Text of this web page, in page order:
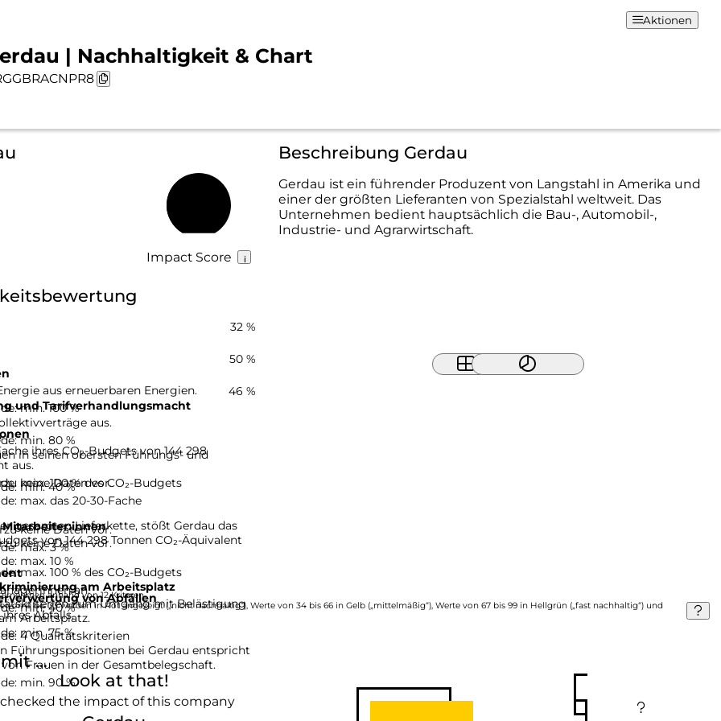
| Nachhaltigkeit & Chart
Aktionen
Impact Score
Beschreibung Gerdau
Gerdau ist ein führender Produzent von Langstahl in Amerika und
einer der größten Lieferanten von Spezialstahl weltweit. Das
Unternehmen bedient hauptsächlich die Bau-, Automobil-,
Industrie- und Agrarwirtschaft.
32 %
aus erneuerbaren Energien.
min. 100 %
ihres CO₂-Budgets von 144 298
aus.
max. 100 % des CO₂-Budgets
gesamten Lieferkette, stößt Gerdau das
von 144 298 Tonnen CO₂-Äquivalent
max. 100 % des CO₂-Budgets
von Abfällen
Abfalls.
min. 75 %
50 %
und Tarifverhandlungsmacht
aus.
min. 80 %
keine Daten vor.
max. das 20-30-Fache
keine Daten vor.
max. 10 %
am Arbeitsplatz
zum Umgang mit Belästigung
Arbeitsplatz.
4 Qualitätskriterien
46 %
in seinen obersten Führungs- und
min. 40 %
keine Daten vor.
max. 3 %
an.
min. 40 %
Führungspositionen bei Gerdau entspricht
Frauen in der Gesamtbelegschaft.
min. 90 %
anhand von 12 Kriteren.
von 0 bis 33 werden in Rot angezeigt („nicht nachhaltig“), Werte von 34 bis 66 in Gelb („mittelmäßig“), Werte von 67 bis 99 in Hellgrün („fast nachhaltig“) und
Look at that!
the impact of this company
...